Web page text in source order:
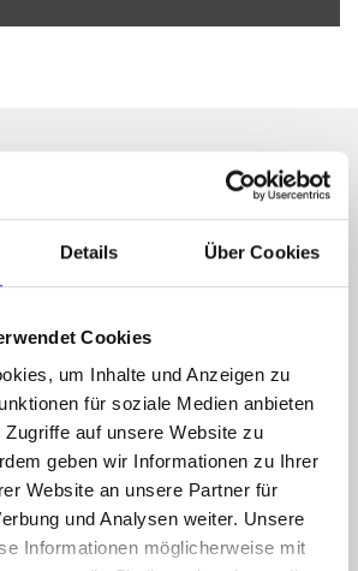
Details Über Cookies
Cookies
um Inhalte und Anzeigen zu
für soziale Medien anbieten
auf unsere Website zu
geben wir Informationen zu Ihrer
Website an unsere Partner für
und Analysen weiter. Unsere
Informationen möglicherweise mit
Sie
über passende